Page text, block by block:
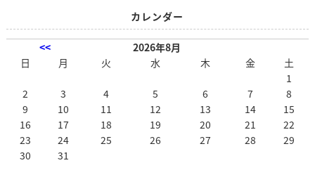
カレンダー
<<
2026年8月
日
月 火 水 木 金
土
1
2
3 4 5 6 7
8
9
10 11 12 13 14
15
16
17 18 19 20 21
22
23
24 25 26 27 28
29
30
31